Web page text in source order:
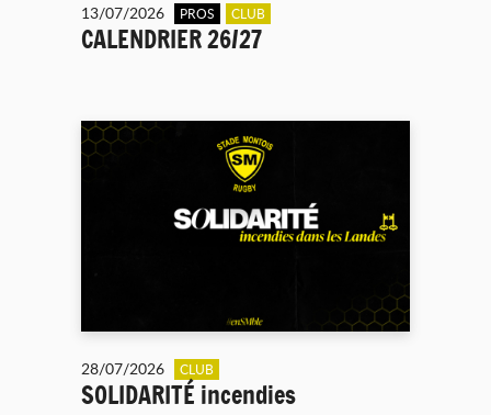
13/07/2026 PROS CLUB
CALENDRIER 26/27
28/07/2026 CLUB
SOLIDARITÉ incendies